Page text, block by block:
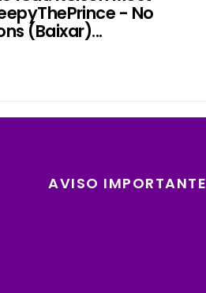
- No
(Baixar)...
AVISO IMPORTANTE